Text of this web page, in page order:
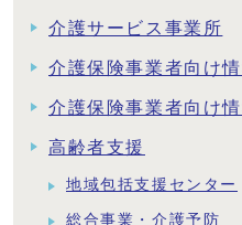
介護サービス事業所
介護保険事業者向け
介護保険事業者向
高齢者支援
地域包括支援センター
総合事業・介護予防